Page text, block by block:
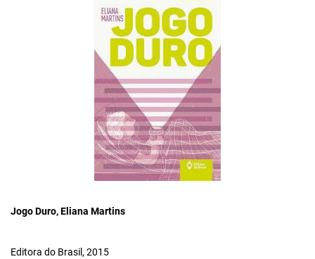
Jogo Duro, Eliana Martins
Editora do Brasil, 2015